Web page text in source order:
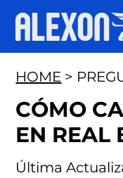
Última
HOME >
CÓMO
EN REAL